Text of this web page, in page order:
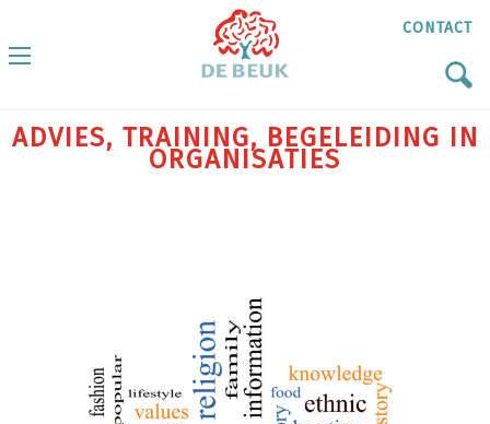
CONTACT
ADVIES, TRAINING, BEGELEIDING IN
ORGANISATIES